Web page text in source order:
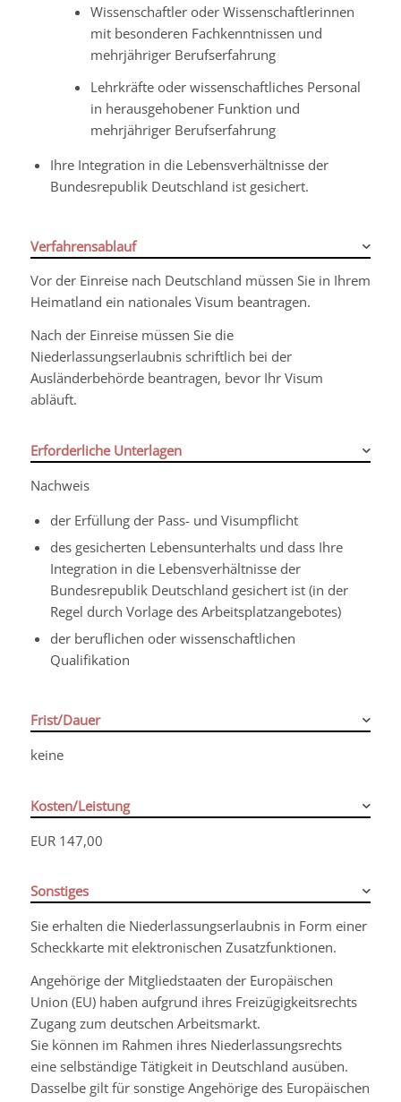
Wissenschaftler oder Wissenschaftlerinnen
mit besonderen Fachkenntnissen und
mehrjähriger Berufserfahrung
Lehrkräfte oder wissenschaftliches Personal
in herausgehobener Funktion und
mehrjähriger Berufserfahrung
Ihre Integration in die Lebensverhältnisse der
Bundesrepublik Deutschland ist gesichert.
Verfahrensablauf
Vor der Einreise nach Deutschland müssen Sie in Ihrem
Heimatland ein nationales Visum beantragen.
Nach der Einreise müssen Sie die
Niederlassungserlaubnis schriftlich bei der
Ausländerbehörde beantragen, bevor Ihr Visum
abläuft.
Erforderliche Unterlagen
Nachweis
der Erfüllung der Pass- und Visumpflicht
des gesicherten Lebensunterhalts und dass Ihre
Integration in die Lebensverhältnisse der
Bundesrepublik Deutschland gesichert ist (in der
Regel durch Vorlage des Arbeitsplatzangebotes)
der beruflichen oder wissenschaftlichen
Qualifikation
Frist/Dauer
keine
Kosten/Leistung
EUR 147,00
Sonstiges
Sie erhalten die Niederlassungserlaubnis in Form einer
Scheckkarte mit elektronischen Zusatzfunktionen.
Angehörige der Mitgliedstaaten der Europäischen
Union (EU) haben aufgrund ihres Freizügigkeitsrechts
Zugang zum deutschen Arbeitsmarkt.
Sie können im Rahmen ihres Niederlassungsrechts
eine selbständige Tätigkeit in Deutschland ausüben.
Dasselbe gilt für sonstige Angehörige des Europäischen